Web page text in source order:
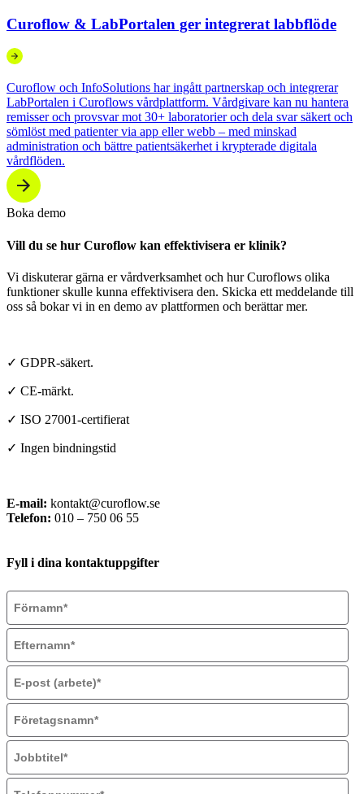
Curoflow & LabPortalen ger integrerat labbflöde
Curoflow och InfoSolutions har ingått partnerskap och integrerar
LabPortalen i Curoflows vårdplattform. Vårdgivare kan nu hantera
remisser och provsvar mot 30+ laboratorier och dela svar säkert och
sömlöst med patienter via app eller webb – med minskad
administration och bättre patientsäkerhet i krypterade digitala
vårdflöden.
Boka demo
Vill du se hur Curoflow kan effektivisera er klinik?
Vi diskuterar gärna er vårdverksamhet och hur Curoflows olika
funktioner skulle kunna effektivisera den. Skicka ett meddelande till
oss så bokar vi in en demo av plattformen och berättar mer.
✓ GDPR-säkert.
✓ CE-märkt.
✓ ISO 27001-certifierat
✓ Ingen bindningstid
E-mail: kontakt@curoflow.se
Telefon: 010 – 750 06 55
Fyll i dina kontaktuppgifter